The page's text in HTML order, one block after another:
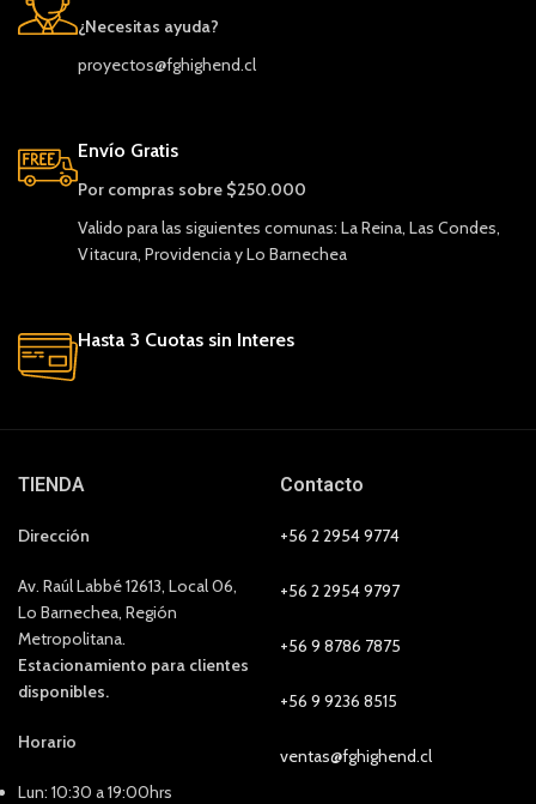
¿Necesitas ayuda?
proyectos@fghighend.cl
Envío Gratis
Por compras sobre $250.000
Valido para las siguientes comunas: La Reina, Las Condes,
Vitacura, Providencia y Lo Barnechea
Hasta 3 Cuotas sin Interes
TIENDA
Dirección
Av. Raúl Labbé 12613, Local 06,
Lo Barnechea, Región
Metropolitana.
Estacionamiento para clientes
disponibles.
Horario
Lun: 10:30 a 19:00hrs
Contacto
+56 2 2954 9774
+56 2 2954 9797
+56 9 8786 7875
+56 9 9236 8515
ventas@fghighend.cl